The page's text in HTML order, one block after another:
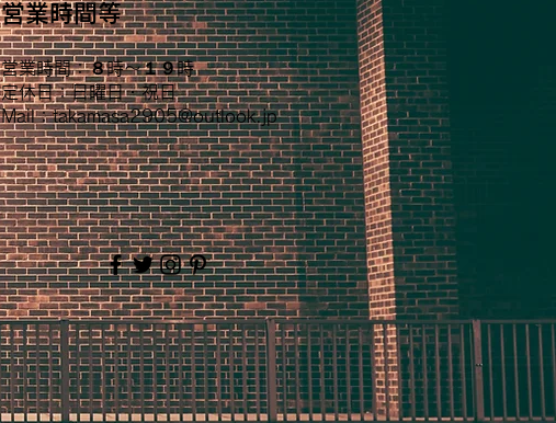
営業時間等
営業時間：８時〜１９時
定休日：日曜日・祝日
Mail：takamasa2905@outlook.jp